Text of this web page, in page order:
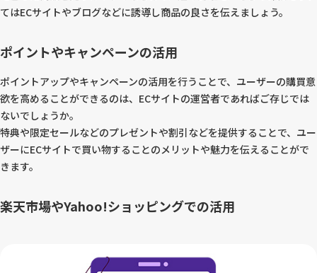
てはECサイトやブログなどに誘導し商品の良さを伝えましょう。
ポイントやキャンペーンの活用
ポイントアップやキャンペーンの活用を行うことで、ユーザーの購買意
欲を高めることができるのは、ECサイトの運営者であればご存じでは
ないでしょうか。
特典や限定セールなどのプレゼントや割引などを提供することで、ユー
ザーにECサイトで買い物することのメリットや魅力を伝えることがで
きます。
楽天市場やYahoo!ショッピングでの活用